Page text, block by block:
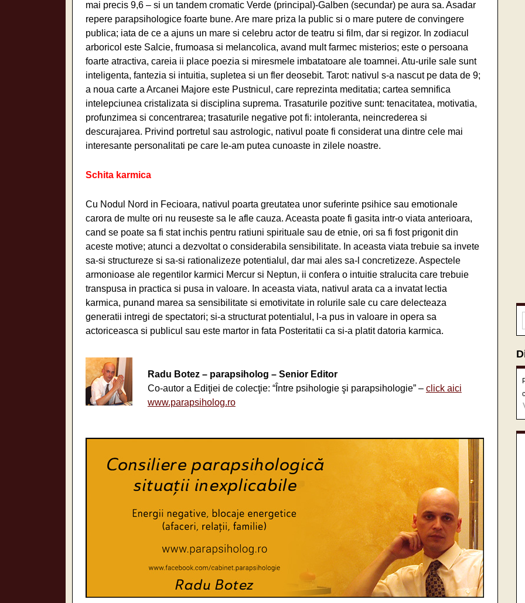
mai precis 9,6 – si un tandem cromatic Verde (principal)-Galben (secundar) pe aura sa. Asadar
repere parapsihologice foarte bune. Are mare priza la public si o mare putere de convingere
publica; iata de ce a ajuns un mare si celebru actor de teatru si film, dar si regizor. In zodiacul
arboricol este Salcie, frumoasa si melancolica, avand mult farmec misterios; este o persoana
foarte atractiva, careia ii place poezia si miresmele imbatatoare ale toamnei. Atu-urile sale sunt
inteligenta, fantezia si intuitia, supletea si un fler deosebit. Tarot: nativul s-a nascut pe data de 9;
a noua carte a Arcanei Majore este Pustnicul, care reprezinta meditatia; cartea semnifica
intelepciunea cristalizata si disciplina suprema. Trasaturile pozitive sunt: tenacitatea, motivatia,
profunzimea si concentrarea; trasaturile negative pot fi: intoleranta, neincrederea si
descurajarea. Privind portretul sau astrologic, nativul poate fi considerat una dintre cele mai
interesante personalitati pe care le-am putea cunoaste in zilele noastre.
Schita karmica
Cu Nodul Nord in Fecioara, nativul poarta greutatea unor suferinte psihice sau emotionale
carora de multe ori nu reuseste sa le afle cauza. Aceasta poate fi gasita intr-o viata anterioara,
cand se poate sa fi stat inchis pentru ratiuni spirituale sau de etnie, ori sa fi fost prigonit din
aceste motive; atunci a dezvoltat o considerabila sensibilitate. In aceasta viata trebuie sa invete
sa-si structureze si sa-si rationalizeze potentialul, dar mai ales sa-l concretizeze. Aspectele
armonioase ale regentilor karmici Mercur si Neptun, ii confera o intuitie stralucita care trebuie
transpusa in practica si pusa in valoare. In aceasta viata, nativul arata ca a invatat lectia
karmica, punand marea sa sensibilitate si emotivitate in rolurile sale cu care delecteaza
generatii intregi de spectatori; si-a structurat potentialul, l-a pus in valoare in opera sa
actoriceasca si publicul sau este martor in fata Posteritatii ca si-a platit datoria karmica.
Radu Botez – parapsiholog – Senior Editor
Co-autor a Ediţiei de colecţie: “Între psihologie şi parapsihologie” – click aici
www.parapsiholog.ro